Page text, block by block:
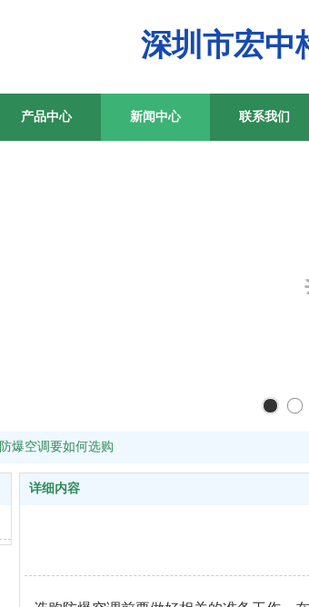
深圳市宏中
产品中心 新闻中心 联系我们
防爆空调要如何选购
详细内容